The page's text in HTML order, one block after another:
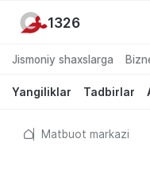
Jismoniy shaxslarga
Yangiliklar Tadbirlar
1326
Matbuot markazi